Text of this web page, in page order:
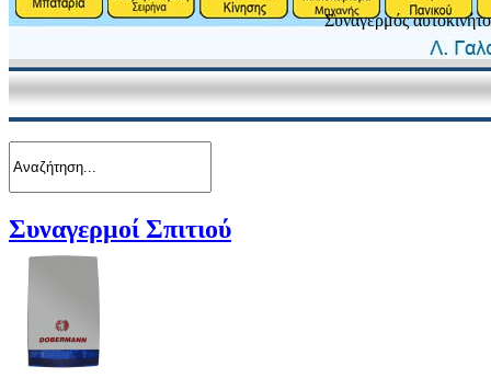
Συναγερμός
Συναγερμοί Σπιτιού